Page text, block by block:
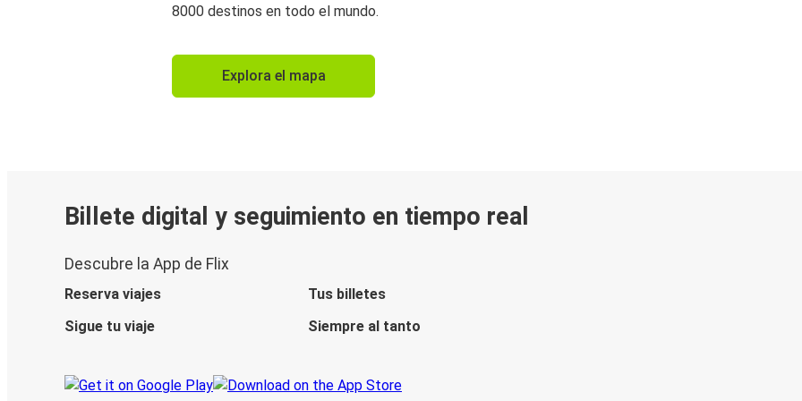
8000 destinos en todo el mundo.
Explora el mapa
Billete digital y seguimiento en tiempo real
Descubre la App de Flix
Reserva viajes
Tus billetes
Sigue tu viaje
Siempre al tanto